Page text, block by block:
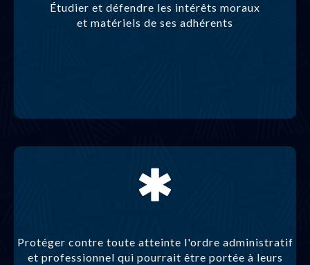
Étudier et défendre les intérêts moraux
et matériels de ses adhérents
Protéger contre toute atteinte l'ordre administratif
et professionnel qui pourrait être portée à leurs